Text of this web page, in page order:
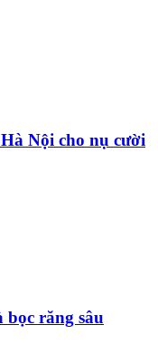
Nội cho nụ cười
bọc răng sâu